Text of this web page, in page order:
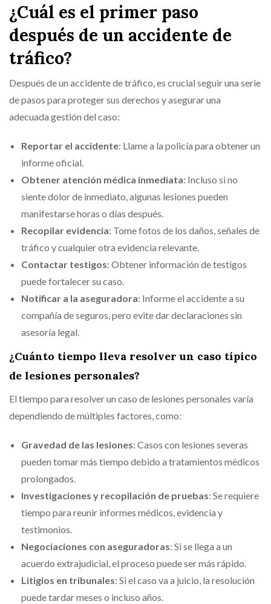
¿Cuál es el primer paso
después de un accidente de
tráfico?
Después de un accidente de tráfico, es crucial seguir una serie
de pasos para proteger sus derechos y asegurar una
adecuada gestión del caso:
Reportar el accidente: Llame a la policía para obtener un
informe oficial.
Obtener atención médica inmediata: Incluso si no
siente dolor de inmediato, algunas lesiones pueden
manifestarse horas o días después.
Recopilar evidencia: Tome fotos de los daños, señales de
tráfico y cualquier otra evidencia relevante.
Contactar testigos: Obtener información de testigos
puede fortalecer su caso.
Notificar a la aseguradora: Informe el accidente a su
compañía de seguros, pero evite dar declaraciones sin
asesoría legal.
¿Cuánto tiempo lleva resolver un caso típico
de lesiones personales?
El tiempo para resolver un caso de lesiones personales varía
dependiendo de múltiples factores, como:
Gravedad de las lesiones: Casos con lesiones severas
pueden tomar más tiempo debido a tratamientos médicos
prolongados.
Investigaciones y recopilación de pruebas: Se requiere
tiempo para reunir informes médicos, evidencia y
testimonios.
Negociaciones con aseguradoras: Si se llega a un
acuerdo extrajudicial, el proceso puede ser más rápido.
Litigios en tribunales: Si el caso va a juicio, la resolución
puede tardar meses o incluso años.